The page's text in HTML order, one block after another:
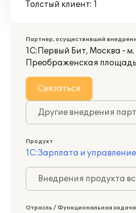
Толстый клиент: 1
Партнер, осуществивший
1С:Первый Бит, Москва - м.
Преображенская площадь
Связаться
Другие внедрения
Продукт
1С:Зарплата и
Внедрения продукта
Отрасль / Функциональная задача